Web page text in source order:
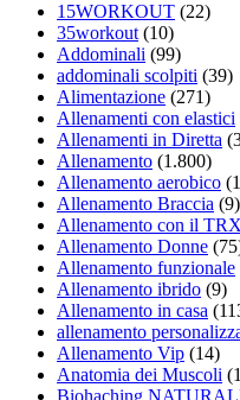
15WORKOUT (22)
35workout (10)
Addominali (99)
addominali scolpiti (39)
Alimentazione (271)
Allenamenti con elastici
Allenamenti in Diretta
Allenamento (1.800)
Allenamento aerobico
Allenamento Braccia (9)
Allenamento con il TRX
Allenamento Donne
Allenamento funzionale
Allenamento ibrido (9)
Allenamento in casa
allenamento
Allenamento Vip (14)
Anatomia dei Muscoli